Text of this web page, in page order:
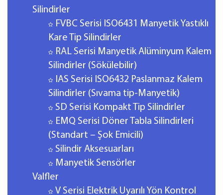
Silindirler
FVBC Serisi ISO6431 Manyetik Yastıklı
Kare Tip Silindirler
RAL Serisi Manyetik Alüminyum Kalem
Silindirler (Sökülebilir)
IAS Serisi ISO6432 Paslanmaz Kalem
Silindirler (Sıvama tip-Manyetik)
SD Serisi Kompakt Tip Silindirler
EMQ Serisi Döner Tabla Silindirleri
(Standart – Şok Emicili)
Silindir Aksesuarları
Manyetik Sensörler
Valfler
V Serisi Elektrik Uyarılı Yön Kontrol